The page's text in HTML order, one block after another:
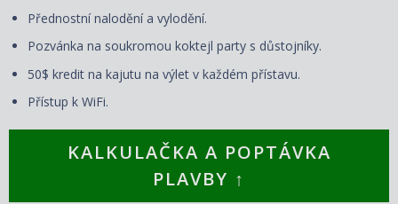
Přednostní nalodění a vylodění.
Pozvánka na soukromou koktejl party s důstojníky.
50$ kredit na kajutu na výlet v každém přístavu.
Přístup k WiFi.
KALKULAČKA A POPTÁVKA
PLAVBY ↑